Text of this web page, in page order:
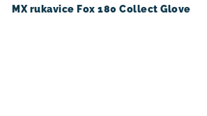
MX rukavice Fox 180 Collect Glove